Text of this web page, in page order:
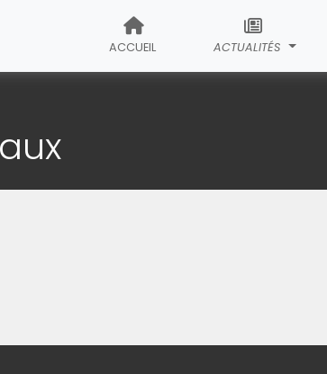
ACCUEIL ACTUALITÉS